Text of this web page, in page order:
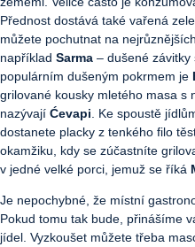
Přednost dostává také vařená
můžete pochutnat na
například Sarma – dušené závitky
populárním dušeným pokrmem je
grilované kousky mletého masa s
nazývají Ćevapi . Ke spoustě
dostanete placky z tenkého filo
okamžiku, kdy se zúčastníte
v jedné velké porci, jemuž se říká
Je nepochybné, že místní
Pokud tomu tak bude, přinášíme
jídel. Vyzkoušet můžete třeba